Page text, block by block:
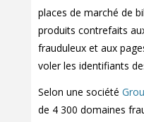
places de marché de
produits contrefaits
frauduleux et aux
voler les identifiants
Selon une société
de 4 300 domaines